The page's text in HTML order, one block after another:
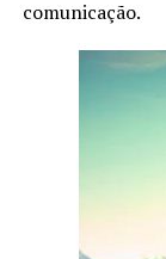
comunicação.